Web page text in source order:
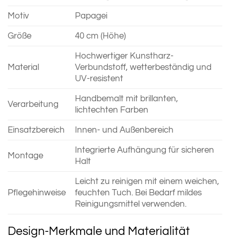
Motiv Papagei
Größe 40 cm (Höhe)
Material
Hochwertiger Kunstharz-
Verbundstoff, wetterbeständig und
UV-resistent
Verarbeitung
Handbemalt mit brillanten,
lichtechten Farben
Einsatzbereich Innen- und Außenbereich
Montage
Integrierte Aufhängung für sicheren
Halt
Pflegehinweise
Leicht zu reinigen mit einem weichen,
feuchten Tuch. Bei Bedarf mildes
Reinigungsmittel verwenden.
Design-Merkmale und Materialität